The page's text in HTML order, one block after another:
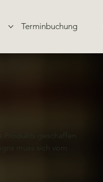
Terminbuchung
geschaffen
muss sich vom